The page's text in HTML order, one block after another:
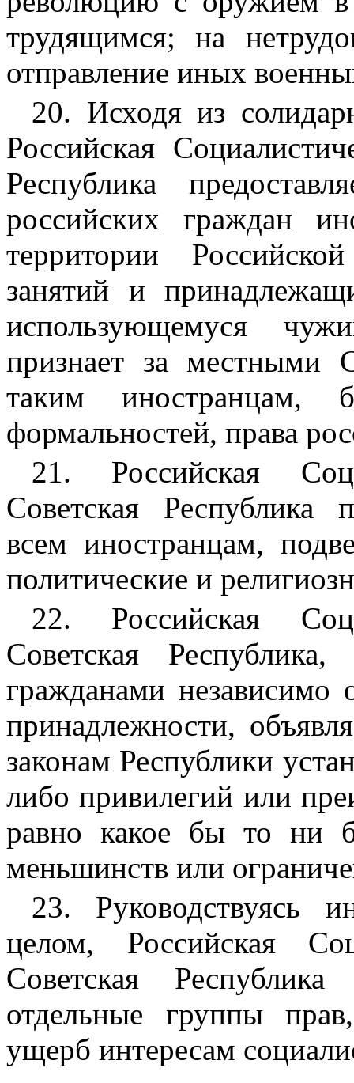
трудящимся; на
отправление иных
20. Исходя из
Российская
Республика
российских граждан
территории
занятий и
использующемуся
признает за местными
таким иностранцам,
формальностей, права
21. Российская
Советская Республика
всем иностранцам,
политические и
22. Российская
Советская
гражданами независимо
принадлежности,
законам Республики
либо привилегий или
равно какое бы то ни
меньшинств или
23. Руководствуясь
целом, Российская
Советская
отдельные группы
ущерб интересам